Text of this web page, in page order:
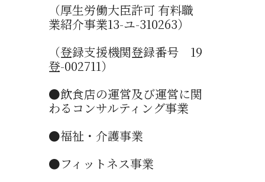
（厚生労働大臣許可 有料職
業紹介事業13-ユ-310263）
（登録支援機関登録番号 19
登-002711）
●飲食店の運営及び運営に関
わるコンサルティング事業
●福祉・介護事業
●フィットネス事業